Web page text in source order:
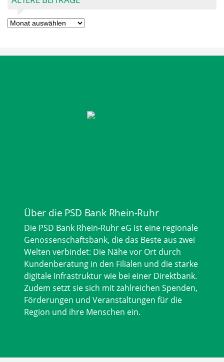
Ältere
Über die PSD Bank Rhein-Ruhr
Die PSD Bank Rhein-Ruhr eG ist eine regionale
Genossenschaftsbank, die das Beste aus zwei
Welten verbindet: Die Nähe vor Ort durch
Kundenberatung in den Filialen und die starke
digitale Infrastruktur wie bei einer Direktbank.
Zudem setzt sie sich mit zahlreichen Spenden,
Förderungen und Veranstaltungen für die
Region und ihre Menschen ein.